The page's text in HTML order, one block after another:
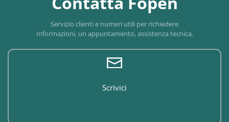
Servizio clienti e numeri utili per richiedere
Informazioni, un appuntamento, assistenza tecnica.
Scrivici